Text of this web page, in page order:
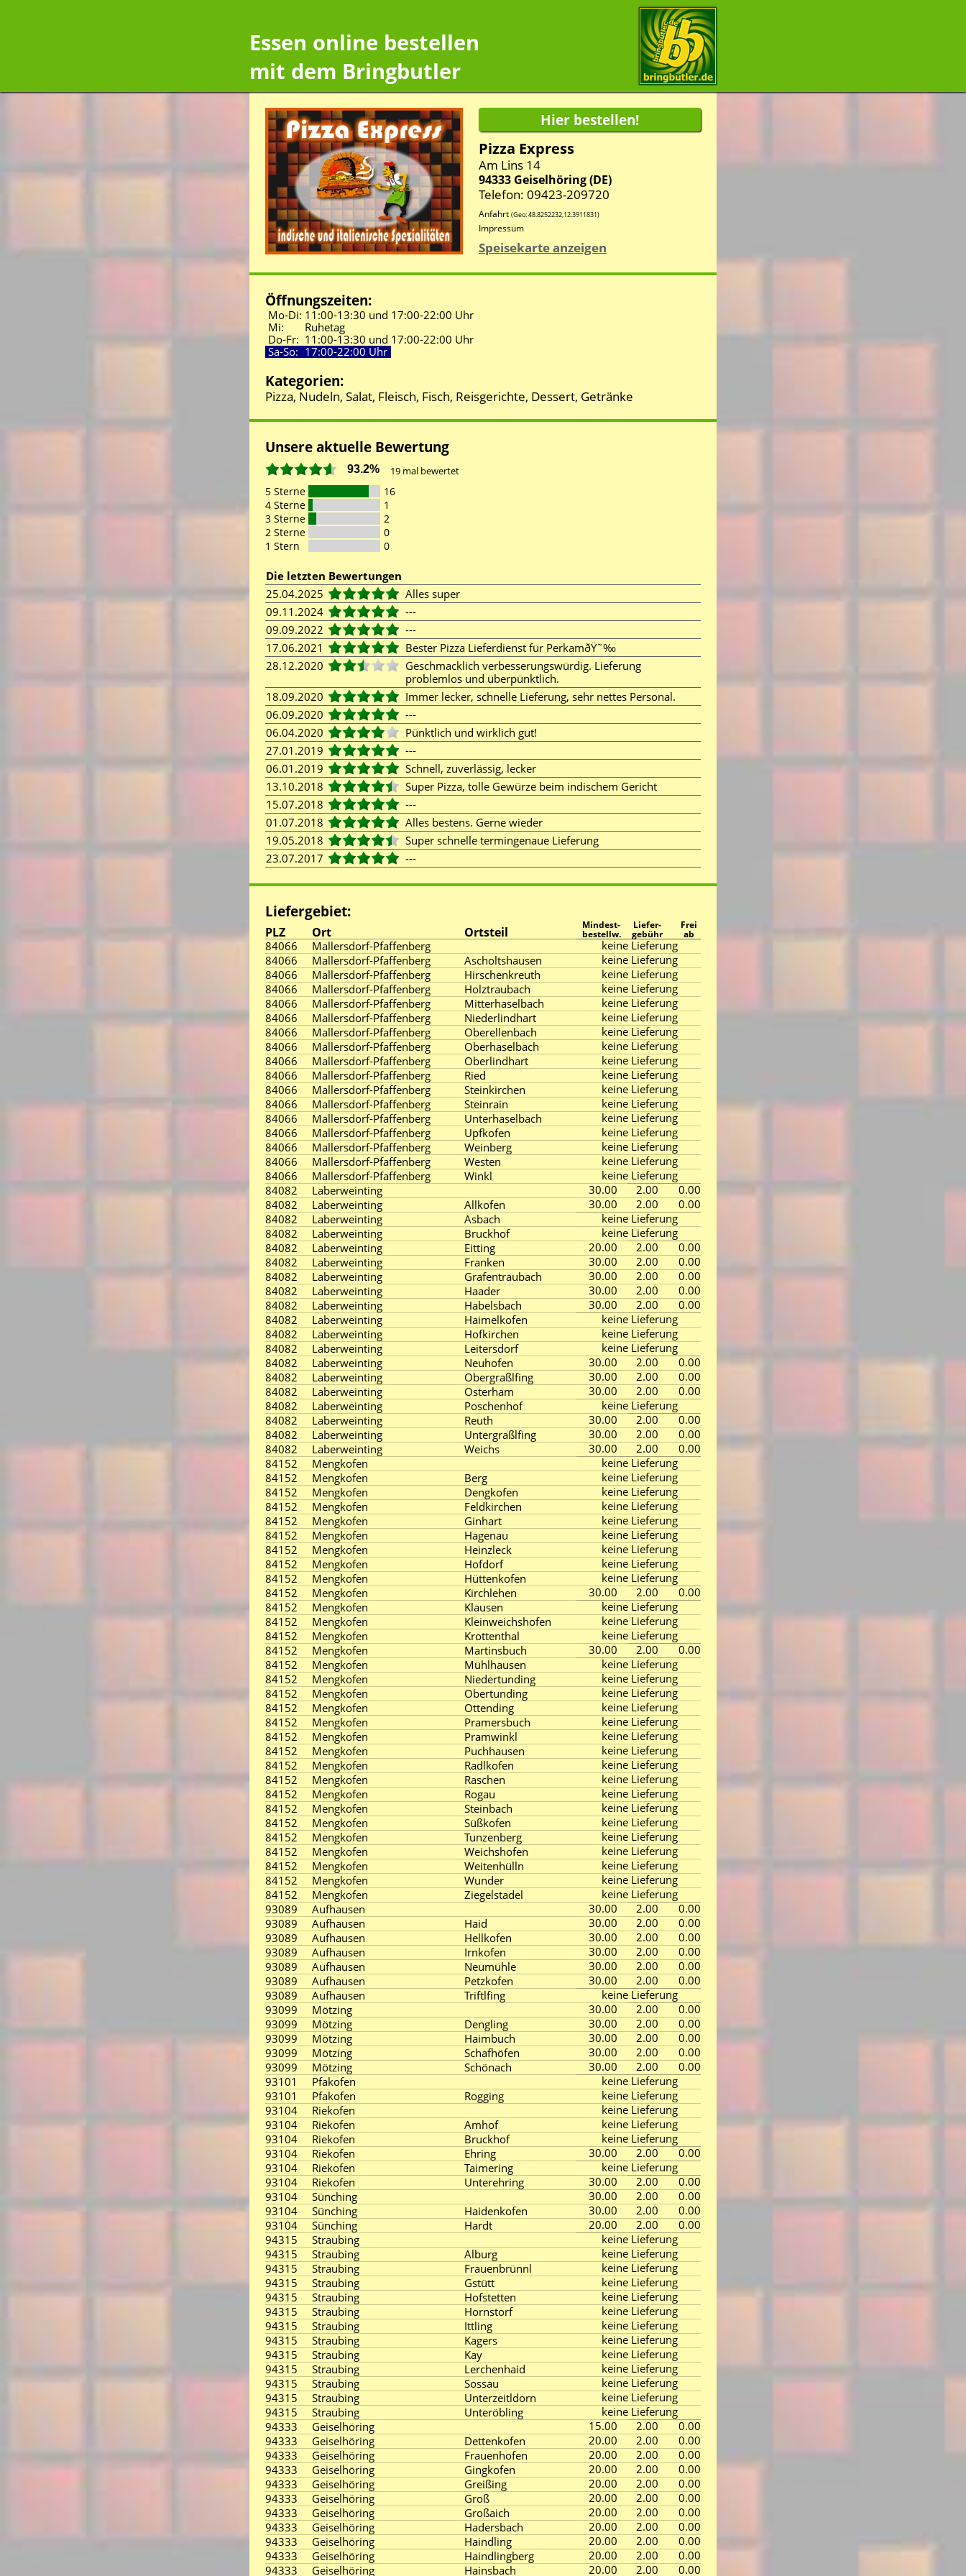
Essen online bestellen
mit dem Bringbutler
Pizza Express
Am Lins 14
94333 Geiselhöring(DE)
Telefon: 09423-209720
Anfahrt (Geo:48.8252232,12.3911831)
Impressum
Speisekarte anzeigen
Öffnungszeiten:
Mo-Di: 11:00-13:30 und 17:00-22:00 Uhr
Mi:
Ruhetag
Do-Fr: 11:00-13:30 und 17:00-22:00 Uhr
Sa-So: 17:00-22:00 Uhr
Kategorien:
Pizza, Nudeln, Salat, Fleisch, Fisch, Reisgerichte, Dessert, Getränke
Unsere aktuelle Bewertung
93.2% 19 mal bewertet
5 Sterne
16
4 Sterne
1
3 Sterne
2
2 Sterne
0
1 Stern
0
Die letzten Bewertungen
25.04.2025
Alles super
09.11.2024
---
09.09.2022
---
17.06.2021
Bester Pizza Lieferdienst für PerkamðŸ˜‰
28.12.2020
Geschmacklich verbesserungswürdig. Lieferung
problemlos und überpünktlich.
18.09.2020
Immer lecker, schnelle Lieferung, sehr nettes Personal.
06.09.2020
---
06.04.2020
Pünktlich und wirklich gut!
27.01.2019
---
06.01.2019
Schnell, zuverlässig, lecker
13.10.2018
Super Pizza, tolle Gewürze beim indischem Gericht
15.07.2018
---
01.07.2018
Alles bestens. Gerne wieder
19.05.2018
Super schnelle termingenaue Lieferung
23.07.2017
---
Liefergebiet:
PLZ Ort Ortsteil Mindest-
bestellw.
Liefer-
gebühr
Frei
ab
84066 Mallersdorf-Pfaffenberg
keine Lieferung
84066
Mallersdorf-Pfaffenberg Ascholtshausen
keine Lieferung
84066
Mallersdorf-Pfaffenberg Hirschenkreuth
keine Lieferung
84066
Mallersdorf-Pfaffenberg Holztraubach
keine Lieferung
84066
Mallersdorf-Pfaffenberg Mitterhaselbach
keine Lieferung
84066
Mallersdorf-Pfaffenberg Niederlindhart
keine Lieferung
84066
Mallersdorf-Pfaffenberg Oberellenbach
keine Lieferung
84066
Mallersdorf-Pfaffenberg Oberhaselbach
keine Lieferung
84066
Mallersdorf-Pfaffenberg Oberlindhart
keine Lieferung
84066
Mallersdorf-Pfaffenberg Ried
keine Lieferung
84066
Mallersdorf-Pfaffenberg Steinkirchen
keine Lieferung
84066
Mallersdorf-Pfaffenberg Steinrain
keine Lieferung
84066
Mallersdorf-Pfaffenberg Unterhaselbach
keine Lieferung
84066
Mallersdorf-Pfaffenberg Upfkofen
keine Lieferung
84066
Mallersdorf-Pfaffenberg Weinberg
keine Lieferung
84066
Mallersdorf-Pfaffenberg Westen
keine Lieferung
84066
Mallersdorf-Pfaffenberg Winkl
keine Lieferung
84082
Laberweinting 30.00 2.00
0.00
84082
Laberweinting Allkofen 30.00 2.00
0.00
84082
Laberweinting Asbach
keine Lieferung
84082
Laberweinting Bruckhof
keine Lieferung
84082
Laberweinting Eitting 20.00 2.00
0.00
84082
Laberweinting Franken 30.00 2.00
0.00
84082
Laberweinting Grafentraubach 30.00 2.00
0.00
84082
Laberweinting Haader 30.00 2.00
0.00
84082
Laberweinting Habelsbach 30.00 2.00
0.00
84082
Laberweinting Haimelkofen
keine Lieferung
84082
Laberweinting Hofkirchen
keine Lieferung
84082
Laberweinting Leitersdorf
keine Lieferung
84082
Laberweinting Neuhofen 30.00 2.00
0.00
84082
Laberweinting Obergraßlfing 30.00 2.00
0.00
84082
Laberweinting Osterham 30.00 2.00
0.00
84082
Laberweinting Poschenhof
keine Lieferung
84082
Laberweinting Reuth 30.00 2.00
0.00
84082
Laberweinting Untergraßlfing 30.00 2.00
0.00
84082
Laberweinting Weichs 30.00 2.00
0.00
84152
Mengkofen
keine Lieferung
84152
Mengkofen Berg
keine Lieferung
84152
Mengkofen Dengkofen
keine Lieferung
84152
Mengkofen Feldkirchen
keine Lieferung
84152
Mengkofen Ginhart
keine Lieferung
84152
Mengkofen Hagenau
keine Lieferung
84152
Mengkofen Heinzleck
keine Lieferung
84152
Mengkofen Hofdorf
keine Lieferung
84152
Mengkofen Hüttenkofen
keine Lieferung
84152
Mengkofen Kirchlehen 30.00 2.00
0.00
84152
Mengkofen Klausen
keine Lieferung
84152
Mengkofen Kleinweichshofen
keine Lieferung
84152
Mengkofen Krottenthal
keine Lieferung
84152
Mengkofen Martinsbuch 30.00 2.00
0.00
84152
Mengkofen Mühlhausen
keine Lieferung
84152
Mengkofen Niedertunding
keine Lieferung
84152
Mengkofen Obertunding
keine Lieferung
84152
Mengkofen Ottending
keine Lieferung
84152
Mengkofen Pramersbuch
keine Lieferung
84152
Mengkofen Pramwinkl
keine Lieferung
84152
Mengkofen Puchhausen
keine Lieferung
84152
Mengkofen Radlkofen
keine Lieferung
84152
Mengkofen Raschen
keine Lieferung
84152
Mengkofen Rogau
keine Lieferung
84152
Mengkofen Steinbach
keine Lieferung
84152
Mengkofen Süßkofen
keine Lieferung
84152
Mengkofen Tunzenberg
keine Lieferung
84152
Mengkofen Weichshofen
keine Lieferung
84152
Mengkofen Weitenhülln
keine Lieferung
84152
Mengkofen Wunder
keine Lieferung
84152
Mengkofen Ziegelstadel
keine Lieferung
93089
Aufhausen 30.00 2.00
0.00
93089
Aufhausen Haid 30.00 2.00
0.00
93089
Aufhausen Hellkofen 30.00 2.00
0.00
93089
Aufhausen Irnkofen 30.00 2.00
0.00
93089
Aufhausen Neumühle 30.00 2.00
0.00
93089
Aufhausen Petzkofen 30.00 2.00
0.00
93089
Aufhausen Triftlfing
keine Lieferung
93099
Mötzing 30.00 2.00
0.00
93099
Mötzing Dengling 30.00 2.00
0.00
93099
Mötzing Haimbuch 30.00 2.00
0.00
93099
Mötzing Schafhöfen 30.00 2.00
0.00
93099
Mötzing Schönach 30.00 2.00
0.00
93101
Pfakofen
keine Lieferung
93101
Pfakofen Rogging
keine Lieferung
93104
Riekofen
keine Lieferung
93104
Riekofen Amhof
keine Lieferung
93104
Riekofen Bruckhof
keine Lieferung
93104
Riekofen Ehring 30.00 2.00
0.00
93104
Riekofen Taimering
keine Lieferung
93104
Riekofen Unterehring 30.00 2.00
0.00
93104
Sünching 30.00 2.00
0.00
93104
Sünching Haidenkofen 30.00 2.00
0.00
93104
Sünching Hardt 20.00 2.00
0.00
94315
Straubing
keine Lieferung
94315
Straubing Alburg
keine Lieferung
94315
Straubing Frauenbrünnl
keine Lieferung
94315
Straubing Gstütt
keine Lieferung
94315
Straubing Hofstetten
keine Lieferung
94315
Straubing Hornstorf
keine Lieferung
94315
Straubing Ittling
keine Lieferung
94315
Straubing Kagers
keine Lieferung
94315
Straubing Kay
keine Lieferung
94315
Straubing Lerchenhaid
keine Lieferung
94315
Straubing Sossau
keine Lieferung
94315
Straubing Unterzeitldorn
keine Lieferung
94315
Straubing Unteröbling
keine Lieferung
94333
Geiselhöring 15.00 2.00
0.00
94333
Geiselhöring Dettenkofen 20.00 2.00
0.00
94333
Geiselhöring Frauenhofen 20.00 2.00
0.00
94333
Geiselhöring Gingkofen 20.00 2.00
0.00
94333
Geiselhöring Greißing 20.00 2.00
0.00
94333
Geiselhöring Groß 20.00 2.00
0.00
94333
Geiselhöring Großaich 20.00 2.00
0.00
94333
Geiselhöring Hadersbach 20.00 2.00
0.00
94333
Geiselhöring Haindling 20.00 2.00
0.00
94333
Geiselhöring Haindlingberg 20.00 2.00
0.00
94333
Geiselhöring Hainsbach 20.00 2.00 0.00